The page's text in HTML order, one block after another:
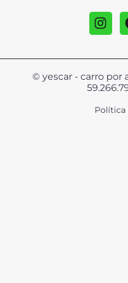
© yescar - carro por
Política